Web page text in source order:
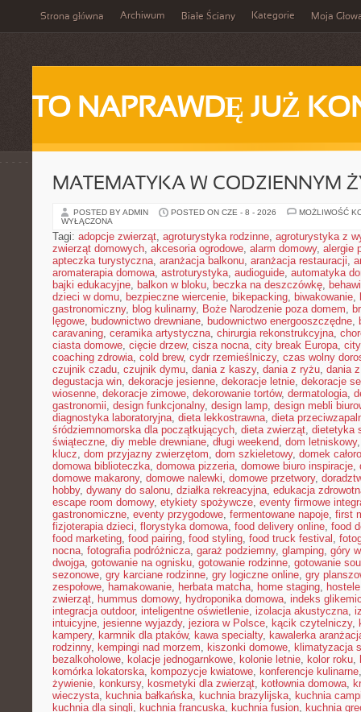
Strona główna Archiwum Białe Ściany Kategorie Moja
TO NAPRAWDĘ JUŻ
MATEMATYKA W CODZIENNYM
POSTED BY ADMIN POSTED ON CZE - 8 - 2026
MOŻLIWOŚĆ
WYŁĄCZONA
Tagi: adopcje zwierząt, agroturystyka rodzinne, agroturystyka z
zwierząt domowych, akcesoria ogrodowe, alarm domowy, alergie
apteczka turystyczna, aranżacja balkonu, aranżacja restauracji,
aromaterapia domowa, astroturystyka, audioguide, automatyka
bajki edukacyjne, balkon w bloku, beczka na deszczówkę,
dzieci w domu, bezpieczne wiercenie, bikepacking, biwakowanie,
gastronomiczny, blog kulinarny, Boże Narodzenie poza domem,
lęgowe, budownictwo drewniane, budownictwo energooszczędne,
caravaning, ceramika artystyczna, chirurgia rekonstrukcyjna,
ciasta domowe, cięcie drzew, cisza nocna, city break Europa,
coaching zdrowia, cold brew, cydr rzemieślniczy, czas wolny
czujnik czadu, czujnik dymu, dania z kaszy, dania z ryżu, dania
degustacja win, dekoracje jesienne, dekoracje letnie, dekoracje
wiosenne, dekoracje zimowe, dekorowanie tortów, dermatologia,
gastronomii, design funkcjonalny, design lamp, design mebli
diagnostyka laboratoryjna, dieta lekkostrawna, dieta
śródziemnomorska dla początkujących, dieta zwierząt, dietetyka
świąteczne, diy meble drewniane, długi weekend, dom letniskowy
klucz, dom przyjazny zwierzętom, dom szkieletowy, domek
domowa biblioteczka, domowa pizzeria, domowe biuro inspiracje,
domowe makarony, domowe nalewki, domowe przetwory,
hobby, dywany do salonu, działka rekreacyjna, edukacja
escape room domowy, etykiety spożywcze, eventy firmowe
gastronomiczne, eventy przygodowe, fermentowane napoje, first
fizjoterapia dzieci, florystyka domowa, food delivery online, food
food marketing, food pairing, food styling, food truck festival ,
nocna, fotografia podróżnicza, garaż podziemny, glamping, góry
dwojga, gotowanie na ognisku, gotowanie rodzinne, gotowanie
sezonowe, gry karciane rodzinne, gry logiczne online, gry
zespołowe, hamakowanie, herbata matcha, home staging,
zwierząt, hummus domowy, hydroponika domowa, indeks
integracja outdoor, inteligentne oświetlenie, izolacja akustyczna,
intuicyjne, jesienne wyjazdy, jeziora w Polsce, kącik czytelniczy,
kampery, karmnik dla ptaków, kawa specialty, kawalerka
rodzinny, kempingi nad morzem, kiszonki domowe, klimatyzacja
bezalkoholowe, kolacje jednogarnkowe, kolonie letnie, kolor roku,
komórka lokatorska, kompozycje kwiatowe, konferencje kulinarne
żywienie, konkursy, kosmetyki dla zwierząt, kotłownia domowa,
wieczysta, kuchnia bałkańska, kuchnia brazylijska, kuchnia
kuchnia dla singli, kuchnia francuska, kuchnia fusion, kuchnia